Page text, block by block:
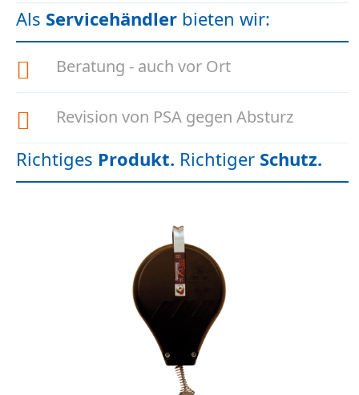
Als Servicehändler bieten wir:
Beratung - auch vor Ort
Revision von PSA gegen Absturz
Richtiges Produkt. Richtiger Schutz.